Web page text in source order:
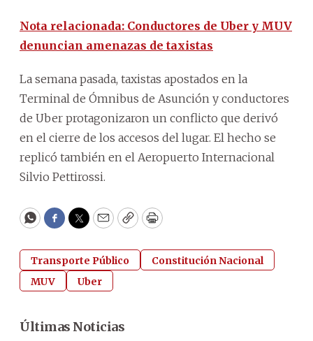
Nota relacionada: Conductores de Uber y MUV
denuncian amenazas de taxistas
La semana pasada, taxistas apostados en la
Terminal de Ómnibus de Asunción y conductores
de Uber protagonizaron un conflicto que derivó
en el cierre de los accesos del lugar. El hecho se
replicó también en el Aeropuerto Internacional
Silvio Pettirossi.
WhatsApp
Facebook
Twitter
EmailCopyPrint
Transporte Público
Constitución Nacional
MUV
Uber
Últimas Noticias